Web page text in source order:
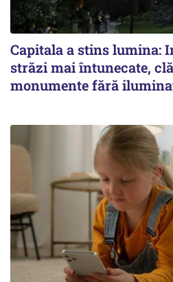
Capitala a stins lumina:
străzi mai întunecate,
monumente fără